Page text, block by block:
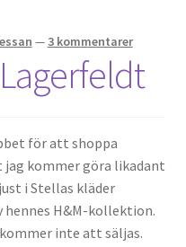
— 3 kommentarer
för att shoppa
kommer göra likadant
i Stellas kläder
H&M-kollektion.
inte att säljas.